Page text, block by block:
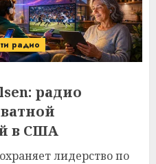
радио
радио
в США
лидерство по